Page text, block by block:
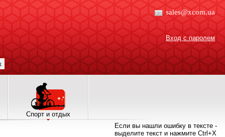
sales@xcom.ua
Вход с паролем
Спорт и отдых
Если вы нашли ошибку в тексте -
выделите текст и нажмите Ctrl+X